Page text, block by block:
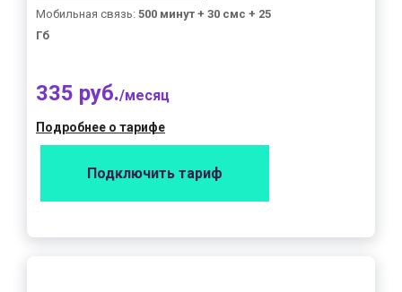
Мобильная связь: 500 минут + 30 смс + 25
Гб
335 руб./месяц
Подробнее о тарифе
Подключить тариф